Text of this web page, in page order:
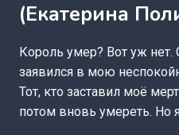
(Екатерина
Король умер? Вот уж нет.
заявился в мою
Тот, кто заставил моё
потом вновь умереть. Но